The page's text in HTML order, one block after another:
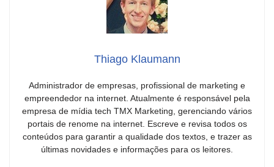
Thiago Klaumann
Administrador de empresas, profissional de marketing e
empreendedor na internet. Atualmente é responsável pela
empresa de mídia tech TMX Marketing, gerenciando vários
portais de renome na internet. Escreve e revisa todos os
conteúdos para garantir a qualidade dos textos, e trazer as
últimas novidades e informações para os leitores.